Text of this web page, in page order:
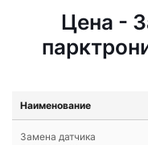
Цена -
Наименование
Замена датчика